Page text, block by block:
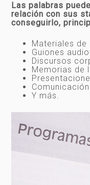
Las palabras
relación con sus
conseguirlo,
Materiales de
Guiones
Discursos
Memorias de
Y más.